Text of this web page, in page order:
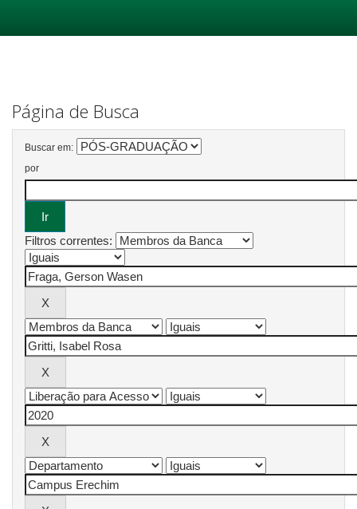
Página de Busca
Buscar em:
por
Filtros correntes: